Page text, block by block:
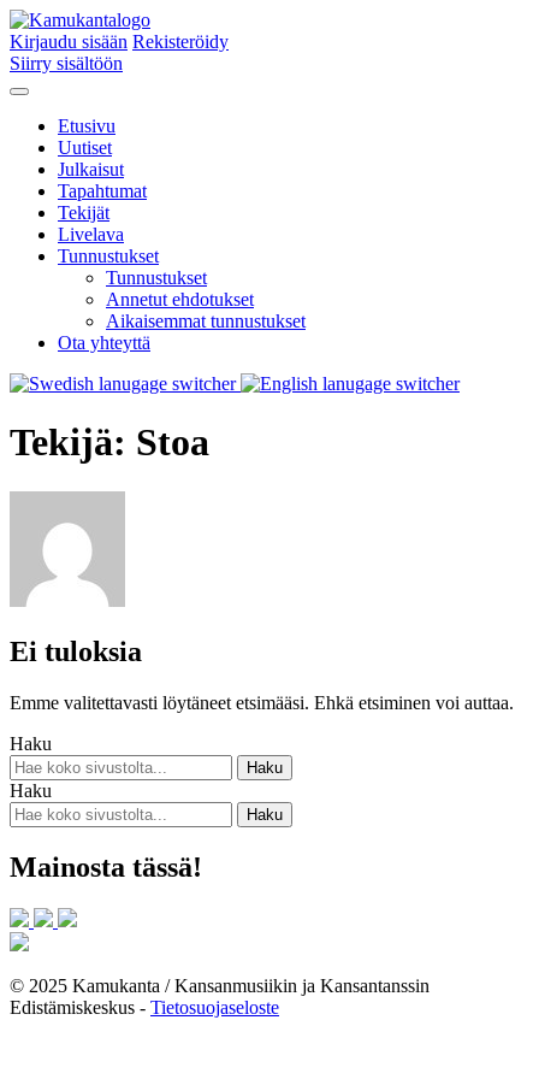
Kirjaudu sisään Rekisteröidy
Siirry sisältöön
Etusivu
Uutiset
Julkaisut
Tapahtumat
Tekijät
Livelava
Tunnustukset
Tunnustukset
Annetut ehdotukset
Aikaisemmat tunnustukset
Ota yhteyttä
Tekijä: Stoa
Ei tuloksia
Emme valitettavasti löytäneet etsimääsi. Ehkä etsiminen voi auttaa.
Haku
Haku
Mainosta tässä!
© 2025 Kamukanta / Kansanmusiikin ja Kansantanssin
Edistämiskeskus - Tietosuojaseloste